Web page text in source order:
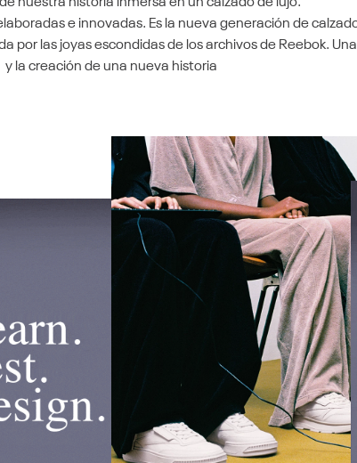
e innovadas. Es la nueva generación de
por las joyas escondidas de los archivos de Reebok.
y la creación de una nueva historia